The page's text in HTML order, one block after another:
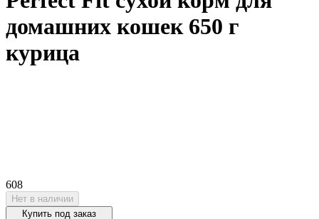
домашних кошек 650 г
курица
608
Нет в наличии
Купить под заказ